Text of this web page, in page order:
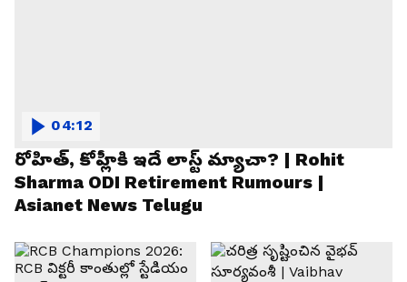
రోహిత్, కోహ్లీకి ఇదే లాస్ట్ మ్యాచా? | Rohit
Sharma ODI Retirement Rumours |
Asianet News Telugu
04:12